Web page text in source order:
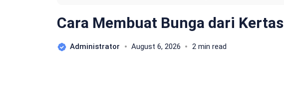
Cara Membuat Bunga dari Kertas
Administrator August 6, 2026 2 min read